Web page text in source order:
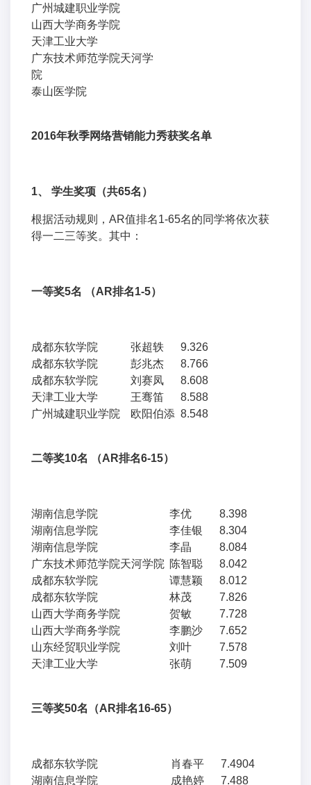
广州城建职业学院
山西大学商务学院
天津工业大学
广东技术师范学院天河学
院
泰山医学院
2016年秋季网络营销能力秀获奖名单
1、 学生奖项（共65名）
根据活动规则，AR值排名1-65名的同学将依次获
得一二三等奖。其中：
一等奖5名 （AR排名1-5）
成都东软学院 张超轶
9.326
成都东软学院
彭兆杰
8.766
成都东软学院
刘赛凤
8.608
天津工业大学
王骞笛
8.588
广州城建职业学院
欧阳伯添 8.548
二等奖10名 （AR排名6-15）
湖南信息学院 李优
8.398
湖南信息学院
李佳银
8.304
湖南信息学院
李晶
8.084
广东技术师范学院天河学院 陈智聪
8.042
成都东软学院
谭慧颖
8.012
成都东软学院
林茂
7.826
山西大学商务学院
贺敏
7.728
山西大学商务学院
李鹏沙
7.652
山东经贸职业学院
刘叶
7.578
天津工业大学
张萌 7.509
三等奖50名（AR排名16-65）
成都东软学院 肖春平
7.4904
湖南信息学院
成艳婷 7.488